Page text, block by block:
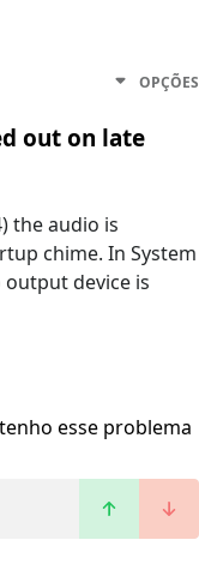
OPÇÕES
out on late
the audio is
chime. In System
device is
esse problema